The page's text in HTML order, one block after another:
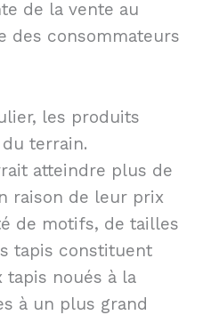
de la vente au
des consommateurs
les produits
terrain.
atteindre plus de
raison de leur prix
de motifs, de tailles
tapis constituent
tapis noués à la
à un plus grand